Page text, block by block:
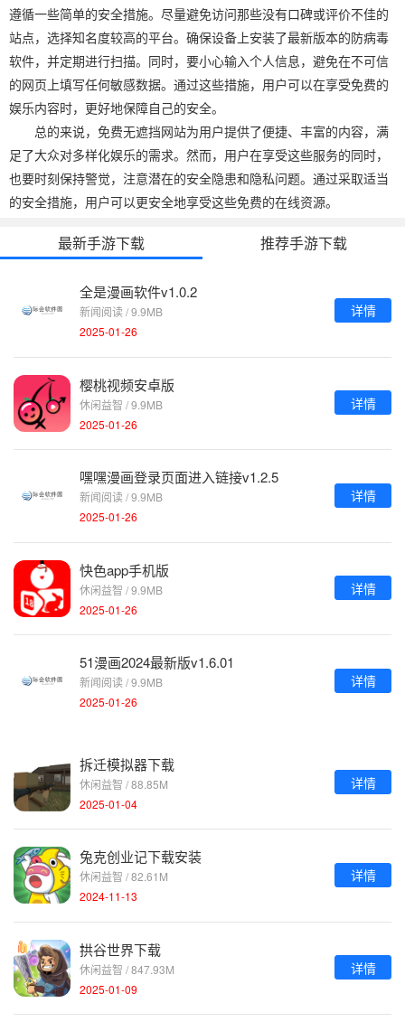
遵循一些简单的安全措施。尽量避免访问那些没有口碑或评价不佳的
站点，选择知名度较高的平台。确保设备上安装了最新版本的防病毒
软件，并定期进行扫描。同时，要小心输入个人信息，避免在不可信
的网页上填写任何敏感数据。通过这些措施，用户可以在享受免费的
娱乐内容时，更好地保障自己的安全。
总的来说，免费无遮挡网站为用户提供了便捷、丰富的内容，满
足了大众对多样化娱乐的需求。然而，用户在享受这些服务的同时，
也要时刻保持警觉，注意潜在的安全隐患和隐私问题。通过采取适当
的安全措施，用户可以更安全地享受这些免费的在线资源。
最新手游下载 推荐手游下载
全是漫画软件v1.0.2
新闻阅读 / 9.9MB
2025-01-26
详情
樱桃视频安卓版
休闲益智 / 9.9MB
2025-01-26
详情
嘿嘿漫画登录页面进入链接v1.2.5
新闻阅读 / 9.9MB
2025-01-26
详情
快色app手机版
休闲益智 / 9.9MB
2025-01-26
详情
51漫画2024最新版v1.6.01
新闻阅读 / 9.9MB
2025-01-26
详情
拆迁模拟器下载
休闲益智 / 88.85M
2025-01-04
详情
兔克创业记下载安装
休闲益智 / 82.61M
2024-11-13
详情
拱谷世界下载
休闲益智 / 847.93M
2025-01-09
详情